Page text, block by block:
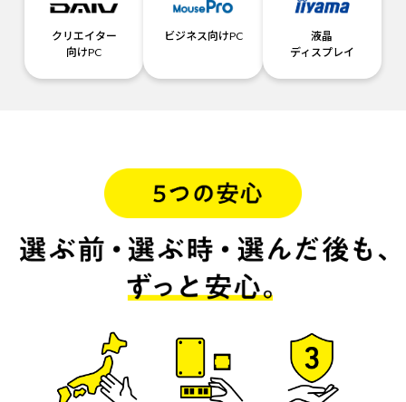
クリエイター
向けPC
ビジネス向けPC
液晶
ディスプレイ